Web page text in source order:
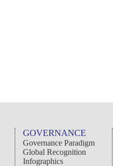
GOVERNANCE
Governance Paradigm
Global Recognition
Infographics